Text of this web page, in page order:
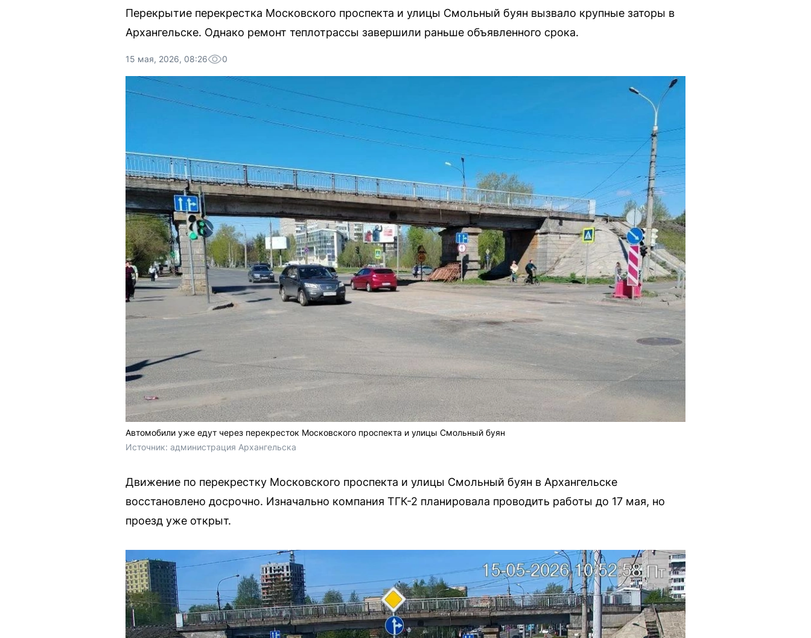
Перекрытие перекрестка Московского проспекта и улицы Смольный буян вызвало крупные заторы в
Архангельске. Однако ремонт теплотрассы завершили раньше объявленного срока.
15 мая, 2026, 08:26 0
Автомобили уже едут через перекресток Московского проспекта и улицы Смольный буян
Источник: администрация Архангельска
Движение по перекрестку Московского проспекта и улицы Смольный буян в Архангельске
восстановлено досрочно. Изначально компания ТГК-2 планировала проводить работы до 17 мая, но
проезд уже открыт.